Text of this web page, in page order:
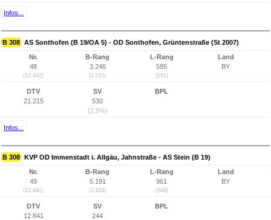
Infos...
B 308 AS Sonthofen (B 19/OA 5) - OD Sonthofen, Grüntenstraße (St 2007)
Nr.
48
(12.442)
B-Rang
3.246
(1.015)
L-Rang
585
(191)
Land
BY
DTV
21.215
SV
530
(2,5%)
BPL
Infos...
B 308 KVP OD Immenstadt i. Allgäu, Jahnstraße - AS Stein (B 19)
Nr.
49
(12.441)
B-Rang
5.191
(2.824)
L-Rang
961
(548)
Land
BY
DTV
12.841
SV
244
BPL